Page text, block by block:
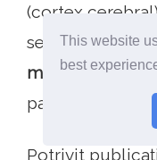
This website
best
(cortex cerebral),
senzoriale ale
mișcare
palid).
Potrivit